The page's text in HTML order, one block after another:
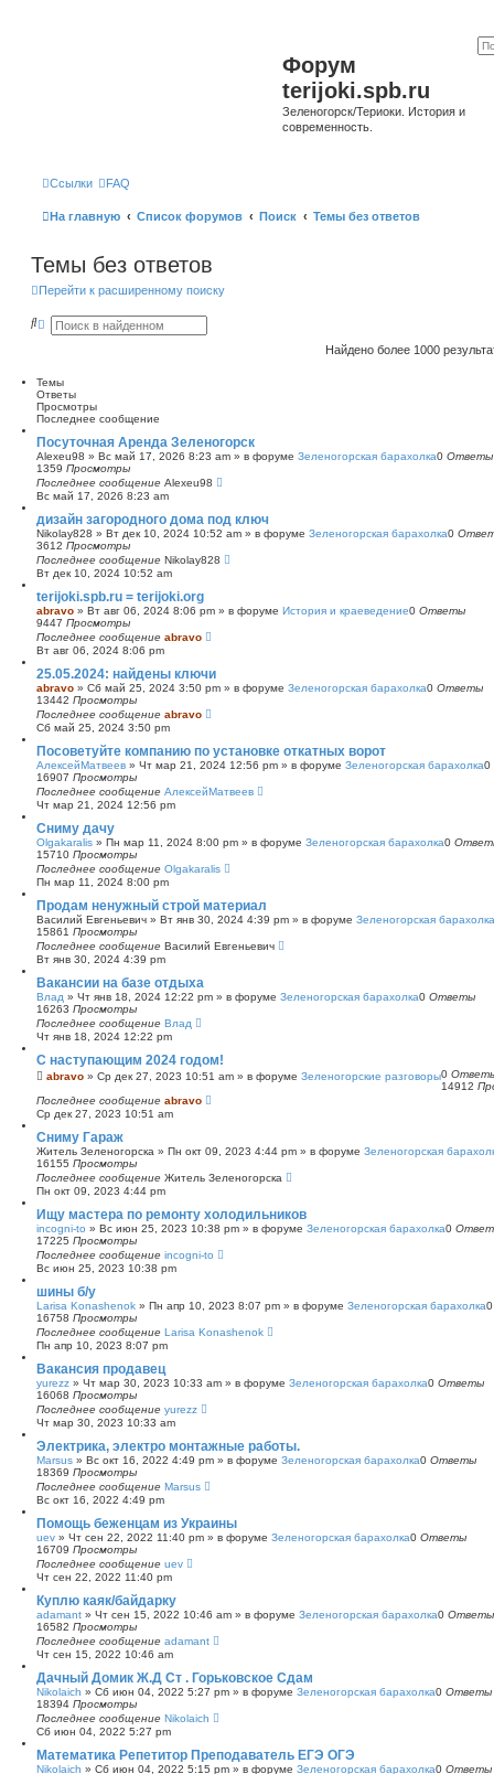
Форум
terijoki.spb.ru
Зеленогорск/Териоки. История и
современность.
Ссылки FAQ
На главную Список форумов Поиск Темы без ответов
Темы без ответов
Перейти к расширенному поиску
П Р
р
е
н
н
ы
й
п
о
и
к
Найдено более 1000
Темы
Ответы
Просмотры
Последнее сообщение
Посуточная Аренда Зеленогорск
Alexeu98 » Вс май 17, 2026 8:23 am » в форуме Зеленогорская барахолка0 Ответы
1359 Просмотры
Последнее сообщение Alexeu98
Вс май 17, 2026 8:23 am
дизайн загородного дома под ключ
Nikolay828 » Вт дек 10, 2024 10:52 am » в форуме Зеленогорская барахолка0
3612 Просмотры
Последнее сообщение Nikolay828
Вт дек 10, 2024 10:52 am
terijoki.spb.ru = terijoki.org
abravo » Вт авг 06, 2024 8:06 pm » в форуме История и краеведение0 Ответы
9447 Просмотры
Последнее сообщение abravo
Вт авг 06, 2024 8:06 pm
25.05.2024: найдены ключи
abravo » Сб май 25, 2024 3:50 pm » в форуме Зеленогорская барахолка0 Ответы
13442 Просмотры
Последнее сообщение abravo
Сб май 25, 2024 3:50 pm
Посоветуйте компанию по установке откатных ворот
АлексейМатвеев » Чт мар 21, 2024 12:56 pm » в форуме Зеленогорская барахолка0
16907 Просмотры
Последнее сообщение АлексейМатвеев
Чт мар 21, 2024 12:56 pm
Сниму дачу
Olgakaralis » Пн мар 11, 2024 8:00 pm » в форуме Зеленогорская барахолка0
15710 Просмотры
Последнее сообщение Olgakaralis
Пн мар 11, 2024 8:00 pm
Продам ненужный строй материал
Василий Евгеньевич » Вт янв 30, 2024 4:39 pm » в форуме Зеленогорская барахолка
15861 Просмотры
Последнее сообщение Василий Евгеньевич
Вт янв 30, 2024 4:39 pm
Вакансии на базе отдыха
Влад » Чт янв 18, 2024 12:22 pm » в форуме Зеленогорская барахолка0 Ответы
16263 Просмотры
Последнее сообщение Влад
Чт янв 18, 2024 12:22 pm
С наступающим 2024 годом!
abravo » Ср дек 27, 2023 10:51 am » в форуме Зеленогорские разговоры0
14912
Последнее сообщение abravo
Ср дек 27, 2023 10:51 am
Сниму Гараж
Житель Зеленогорска » Пн окт 09, 2023 4:44 pm » в форуме Зеленогорская
16155 Просмотры
Последнее сообщение Житель Зеленогорска
Пн окт 09, 2023 4:44 pm
Ищу мастера по ремонту холодильников
incogni-to » Вс июн 25, 2023 10:38 pm » в форуме Зеленогорская барахолка0
17225 Просмотры
Последнее сообщение incogni-to
Вс июн 25, 2023 10:38 pm
шины б/у
Larisa Konashenok » Пн апр 10, 2023 8:07 pm » в форуме Зеленогорская барахолка
16758 Просмотры
Последнее сообщение Larisa Konashenok
Пн апр 10, 2023 8:07 pm
Вакансия продавец
yurezz » Чт мар 30, 2023 10:33 am » в форуме Зеленогорская барахолка0 Ответы
16068 Просмотры
Последнее сообщение yurezz
Чт мар 30, 2023 10:33 am
Электрика, электро монтажные работы.
Marsus » Вс окт 16, 2022 4:49 pm » в форуме Зеленогорская барахолка0 Ответы
18369 Просмотры
Последнее сообщение Marsus
Вс окт 16, 2022 4:49 pm
Помощь беженцам из Украины
uev » Чт сен 22, 2022 11:40 pm » в форуме Зеленогорская барахолка0 Ответы
16709 Просмотры
Последнее сообщение uev
Чт сен 22, 2022 11:40 pm
Куплю каяк/байдарку
adamant » Чт сен 15, 2022 10:46 am » в форуме Зеленогорская барахолка0 Ответы
16582 Просмотры
Последнее сообщение adamant
Чт сен 15, 2022 10:46 am
Дачный Домик Ж.Д Ст . Горьковское Сдам
Nikolaich » Сб июн 04, 2022 5:27 pm » в форуме Зеленогорская барахолка0 Ответы
18394 Просмотры
Последнее сообщение Nikolaich
Сб июн 04, 2022 5:27 pm
Математика Репетитор Преподаватель ЕГЭ ОГЭ
Nikolaich » Сб июн 04, 2022 5:15 pm » в форуме Зеленогорская барахолка0 Ответы